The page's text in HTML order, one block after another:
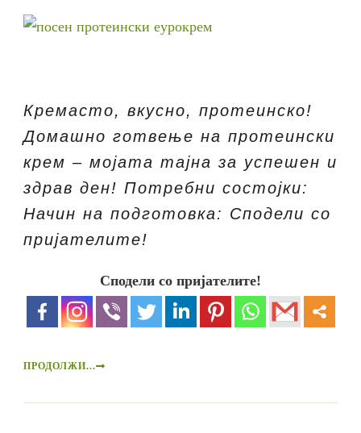
Кремасто, вкусно, протеинско!
Домашно готвење на протеински
крем – мојата тајна за успешен и
здрав ден! Потребни состојки:
Начин на подготовка: Сподели со
пријателите!
Сподели со пријателите!
ПРОДОЛЖИ...